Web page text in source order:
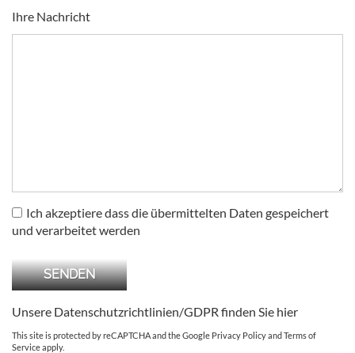
Ihre Nachricht
Ich akzeptiere dass die übermittelten Daten gespeichert
und verarbeitet werden
Unsere Datenschutzrichtlinien/GDPR finden Sie hier
This site is protected by reCAPTCHA and the Google Privacy PolicyandTerms of
Serviceapply.